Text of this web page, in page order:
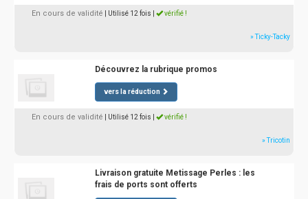
En cours de validité | Utilisé 12 fois vérifié !
» Ticky-Tacky
Découvrez la rubrique promos
vers la réduction
En cours de validité | Utilisé 12 fois vérifié !
» Tricotin
Livraison gratuite Metissage Perles : les
frais de ports sont offerts